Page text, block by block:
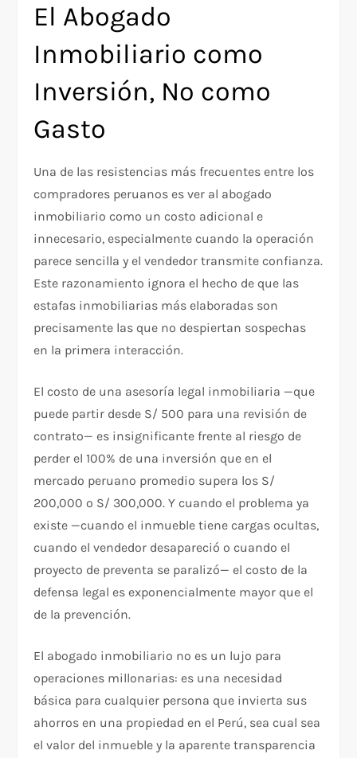
El Abogado
Inmobiliario como
Inversión, No como
Gasto
Una de las resistencias más frecuentes entre los
compradores peruanos es ver al abogado
inmobiliario como un costo adicional e
innecesario, especialmente cuando la operación
parece sencilla y el vendedor transmite confianza.
Este razonamiento ignora el hecho de que las
estafas inmobiliarias más elaboradas son
precisamente las que no despiertan sospechas
en la primera interacción.
El costo de una asesoría legal inmobiliaria —que
puede partir desde S/ 500 para una revisión de
contrato— es insignificante frente al riesgo de
perder el 100% de una inversión que en el
mercado peruano promedio supera los S/
200,000 o S/ 300,000. Y cuando el problema ya
existe —cuando el inmueble tiene cargas ocultas,
cuando el vendedor desapareció o cuando el
proyecto de preventa se paralizó— el costo de la
defensa legal es exponencialmente mayor que el
de la prevención.
El abogado inmobiliario no es un lujo para
operaciones millonarias: es una necesidad
básica para cualquier persona que invierta sus
ahorros en una propiedad en el Perú, sea cual sea
el valor del inmueble y la aparente transparencia